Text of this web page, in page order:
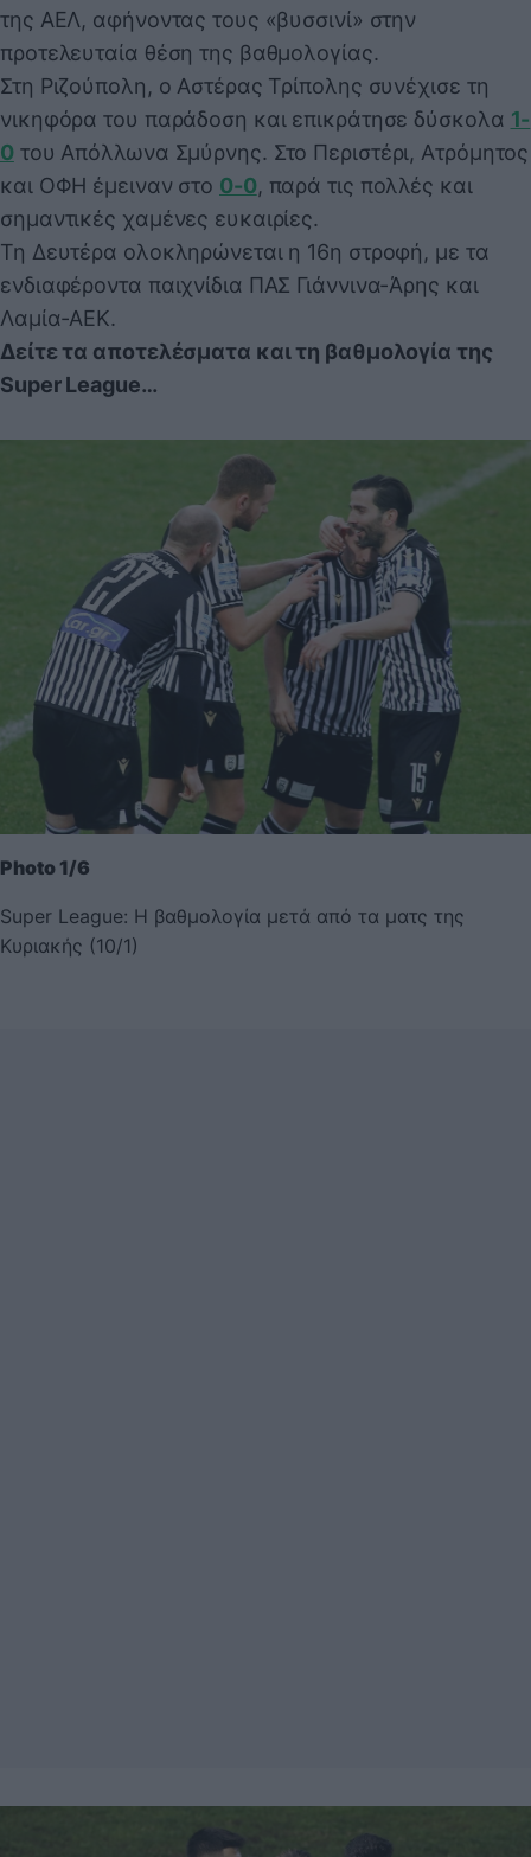
της ΑΕΛ, αφήνοντας τους «βυσσινί» στην
προτελευταία θέση της βαθμολογίας.
Στη Ριζούπολη, ο Αστέρας Τρίπολης συνέχισε τη
νικηφόρα του παράδοση και επικράτησε δύσκολα 1-
0του Απόλλωνα Σμύρνης. Στο Περιστέρι, Ατρόμητος
και ΟΦΗ έμειναν στο 0-0, παρά τις πολλές και
σημαντικές χαμένες ευκαιρίες.
Τη Δευτέρα ολοκληρώνεται η 16η στροφή, με τα
ενδιαφέροντα παιχνίδια ΠΑΣ Γιάννινα-Άρης και
Λαμία-ΑΕΚ.
Δείτε τα αποτελέσματα και τη βαθμολογία της
Super League…
Photo 1/6
Super League: Η βαθμολογία μετά από τα ματς της
Κυριακής (10/1)